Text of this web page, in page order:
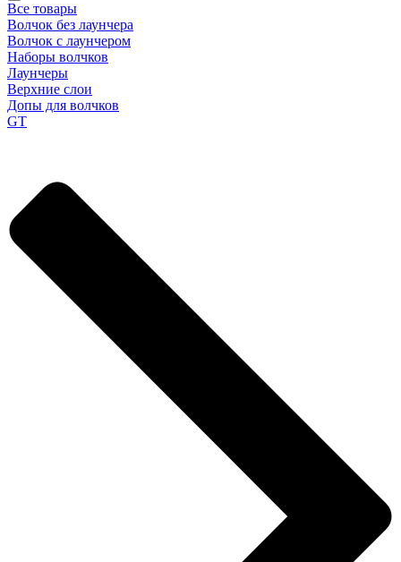
Все товары
Волчок без лаунчера
Волчок с лаунчером
Наборы волчков
Лаунчеры
Верхние слои
Допы для волчков
GT